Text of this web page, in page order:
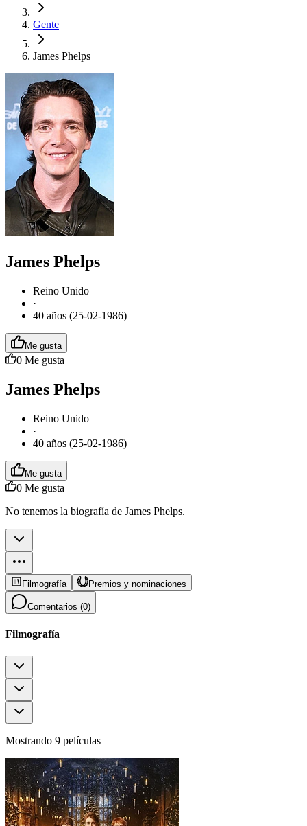
Gente
James Phelps
James Phelps
Reino Unido
·
40 años (25-02-1986)
Me gusta
0 Me gusta
James Phelps
Reino Unido
·
40 años (25-02-1986)
Me gusta
0 Me gusta
No tenemos la biografía de James Phelps.
Filmografía Premios y nominaciones
Comentarios (0)
Filmografía
Mostrando 9 películas